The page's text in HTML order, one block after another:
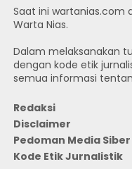
Saat ini wartanias.com
Warta Nias.
Dalam melaksanakan
dengan kode etik
semua informasi
Redaksi
Disclaimer
Pedoman Media Siber
Kode Etik Jurnalistik